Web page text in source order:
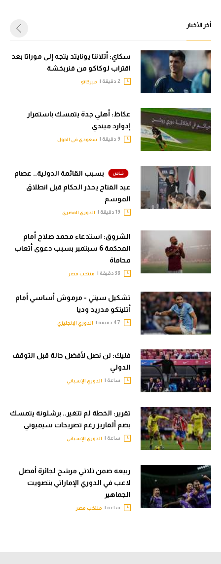
أخر الأخبار
سكاي: أتلانتا يونايتد يتجه إلى موراتا بعد
اقتراب لوكاكو من فنربخشة
ميركاتو
عكاظ: أهلي جدة يتمسك باستمرار
إدوارد ميندي
سعودي في الجول
بسبب القائمة الدولية.. عصام
عبد الفتاح يحذر الحكام قبل انطلاق
الموسم
الدوري المصري
الشروق: استدعاء محمد صلاح أمام
المحكمة 6 سبتمبر بسبب دعوى أتعاب
محاماة
منتخب مصر
تشكيل سيتي - مرموش أساسي أمام
أتليتكو مدريد وديا
الدوري الإنجليزي
فليك: لن نصل لأفضل حالة قبل التوقف
الدولي
ساعة | الدوري الإسباني
تقرير: الخطة لم تتغير.. برشلونة يتمسك
بضم ألفاريز رغم تصريحات سيميوني
ساعة | الدوري الإسباني
ربيعة ضمن ثلاثي مرشح لجائزة أفضل
لاعب في الدوري الإماراتي بتصويت
الجماهير
ساعة | منتخب مصر